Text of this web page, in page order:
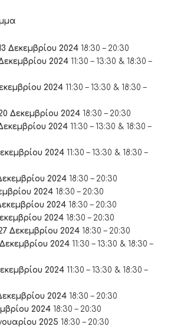
Δεκεμβρίου 2024 18:30 – 20:30
2024 11:30 – 13:30 & 18:30 –
2024 11:30 – 13:30 & 18:30 –
Δεκεμβρίου 2024 18:30 – 20:30
2024 11:30 – 13:30 & 18:30 –
2024 11:30 – 13:30 & 18:30 –
2024 18:30 – 20:30
2024 18:30 – 20:30
2024 18:30 – 20:30
2024 18:30 – 20:30
Δεκεμβρίου 2024 18:30 – 20:30
2024 11:30 – 13:30 & 18:30 –
2024 11:30 – 13:30 & 18:30 –
2024 18:30 – 20:30
2024 18:30 – 20:30
2025 18:30 – 20:30